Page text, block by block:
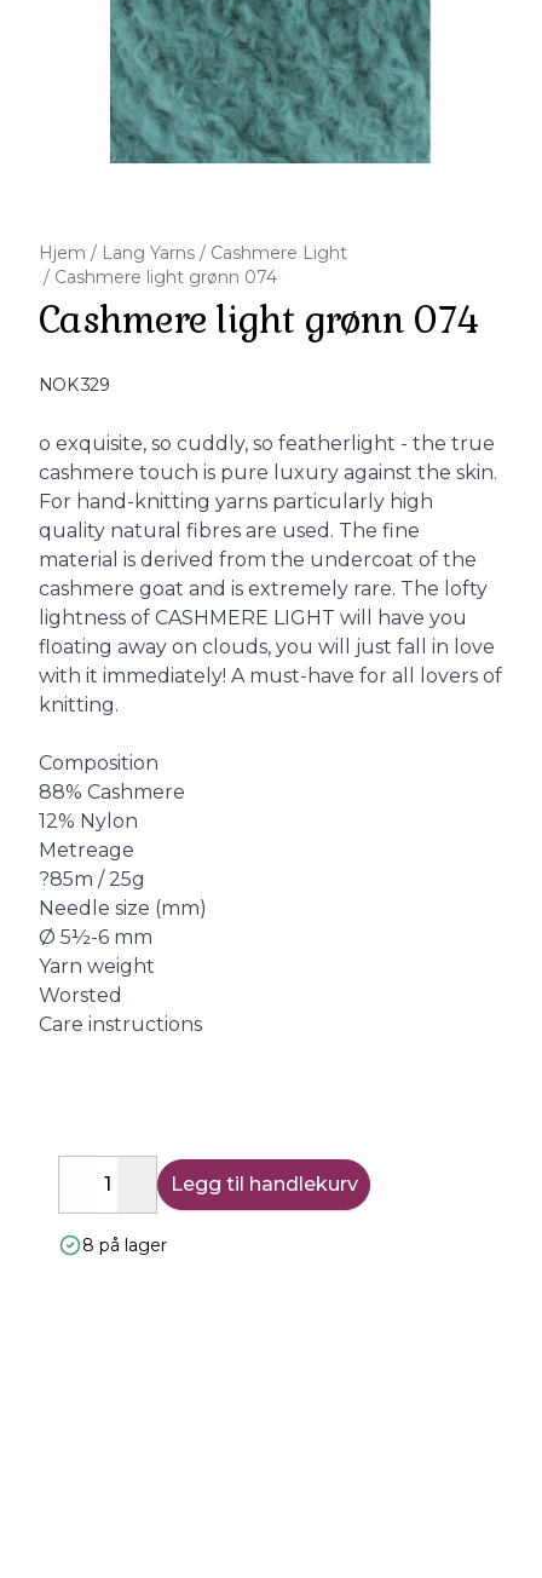
Hjem / Lang Yarns / Cashmere Light
/ Cashmere light grønn 074
Cashmere light grønn 074
NOK 329
Description
o exquisite, so cuddly, so featherlight - the true
cashmere touch is pure luxury against the skin.
For hand-knitting yarns particularly high
quality natural fibres are used. The fine
material is derived from the undercoat of the
cashmere goat and is extremely rare. The lofty
lightness of CASHMERE LIGHT will have you
floating away on clouds, you will just fall in love
with it immediately! A must-have for all lovers of
knitting.
Composition
88% Cashmere
12% Nylon
Metreage
?85m / 25g
Needle size (mm)
Ø 5½-6 mm
Yarn weight
Worsted
Care instructions
DecreaseIncrease
Legg til handlekurv
8 på lager